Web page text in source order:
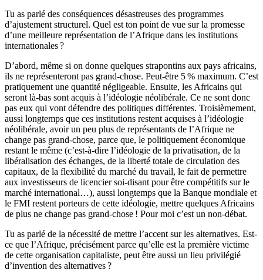
Tu as parlé des conséquences désastreuses des programmes
d’ajustement struc­turel. Quel est ton point de vue sur la promesse
d’une meilleure représentation de l’Afrique dans les institutions
internationales ?
D’abord, même si on donne quelques strapontins aux pays africains,
ils ne représenteront pas grand-chose. Peut-être 5 % maximum. C’est
pratique­ment une quantité négligeable. Ensuite, les Africains qui
seront là-bas sont acquis à l’idéologie néolibérale. Ce ne sont donc
pas eux qui vont défendre des politiques différentes. Troisièmement,
aussi longtemps que ces institutions restent acquises à l’idéologie
néolibérale, avoir un peu plus de représentants de l’Afrique ne
change pas grand-chose, parce que, le politiquement économique
restant le même (c’est-à-dire l’idéologie de la privatisation, de la
libéralisation des échanges, de la liberté totale de circulation des
capitaux, de la flexibilité du marché du travail, le fait de permettre
aux investisseurs de licencier soi-disant pour être compétitifs sur le
marché international…), aussi longtemps que la Banque mondiale et
le FMI restent porteurs de cette idéologie, mettre quelques Africains
de plus ne change pas grand-chose ! Pour moi c’est un non-débat.
Tu as parlé de la nécessité de mettre l’accent sur les alternatives. Est-
ce que l’Afri­que, précisément parce qu’elle est la première victime
de cette organisation capi­taliste, peut être aussi un lieu privilégié
d’invention des alternatives ?